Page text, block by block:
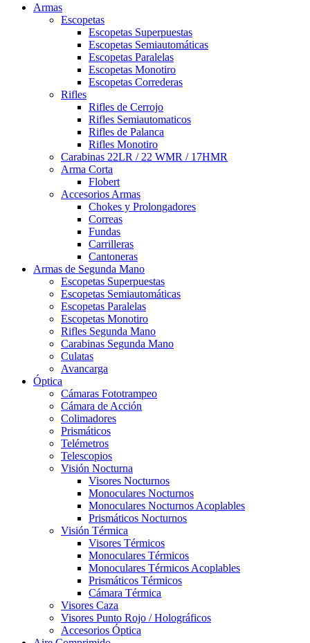
Armas
Escopetas
Escopetas Superpuestas
Escopetas Semiautomáticas
Escopetas Paralelas
Escopetas Monotiro
Escopetas Correderas
Rifles
Rifles de Cerrojo
Rifles Semiautomaticos
Rifles de Palanca
Rifles Monotiro
Carabinas 22LR / 22 WMR / 17HMR
Arma Corta
Flobert
Accesorios Armas
Chokes y Prolongadores
Correas
Fundas
Carrilleras
Cantoneras
Armas de Segunda Mano
Escopetas Superpuestas
Escopetas Semiautomáticas
Escopetas Paralelas
Escopetas Monotiro
Rifles Segunda Mano
Carabinas Segunda Mano
Culatas
Avancarga
Óptica
Cámaras Fototrampeo
Cámara de Acción
Colimadores
Prismáticos
Telémetros
Telescopios
Visión Nocturna
Visores Nocturnos
Monoculares Nocturnos
Monoculares Nocturnos Acoplables
Prismáticos Nocturnos
Visión Térmica
Visores Térmicos
Monoculares Térmicos
Monoculares Térmicos Acoplables
Prismáticos Térmicos
Cámara Térmica
Visores Caza
Visores Punto Rojo / Holográficos
Accesorios Óptica